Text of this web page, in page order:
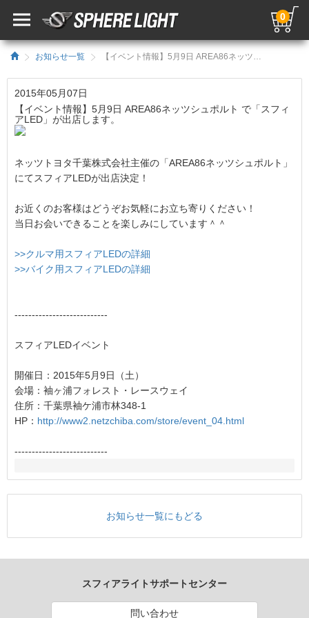
0
お知らせ一覧 【イベント情報】5月9日 AREA86ネッツシュポルト で「スフィアLED」が出店します。／HIDキット｜LEDヘッドライト販売のスフィアライト
2015年05月07日
【イベント情報】5月9日 AREA86ネッツシュポルト で「スフィ
アLED」が出店します。
ネッツトヨタ千葉株式会社主催の「AREA86ネッツシュポルト」
にてスフィアLEDが出店決定！
お近くのお客様はどうぞお気軽にお立ち寄りください！
当日お会いできることを楽しみにしています＾＾
>>クルマ用スフィアLEDの詳細
>>バイク用スフィアLEDの詳細
---------------------------
スフィアLEDイベント
開催日：2015年5月9日（土）
会場：袖ヶ浦フォレスト・レースウェイ
住所：千葉県袖ケ浦市林348-1
HP： http://www2.netzchiba.com/store/event_04.html
---------------------------
お知らせ一覧にもどる
スフィアライトサポートセンター
問い合わせ